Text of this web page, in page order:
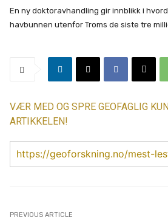
En ny doktoravhandling gir innblikk i
havbunnen utenfor Troms de siste tre
VÆR MED OG SPRE GEOFAGLIG
ARTIKKELEN!
https://geoforskning.no/mest-
PREVIOUS ARTICLE